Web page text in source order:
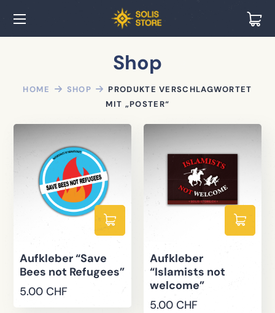
Shop
HOME SHOP
PRODUKTE VERSCHLAGWORTET
MIT „POSTER“
Aufkleber “Save
Bees not Refugees”
5.00CHF
Aufkleber
“Islamists not
welcome”
5.00 CHF